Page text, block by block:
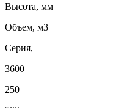
Высота, мм
Объем, м3
Серия,
3600
250